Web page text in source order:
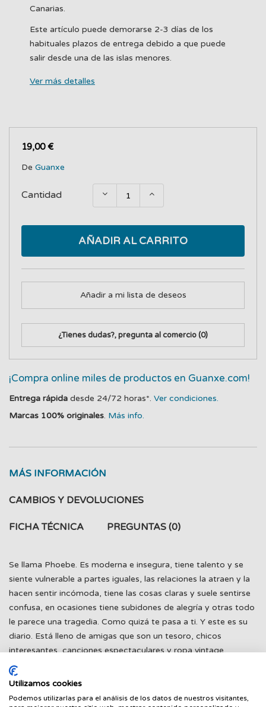
Canarias.
Este artículo puede demorarse 2-3 días de los
habituales plazos de entrega debido a que puede
salir desde una de las islas menores.
Ver más detalles
19,00 €
De Guanxe
Cantidad
AÑADIR AL CARRITO
Añadir a mi lista de deseos
¿Tienes dudas?, pregunta al comercio(0)
¡Compra online miles de productos en Guanxe.com!
Entrega rápida desde 24/72 horas*. Ver condiciones.
Marcas 100% originales. Más info.
MÁS INFORMACIÓN
CAMBIOS Y DEVOLUCIONES
FICHA TÉCNICA PREGUNTAS (0)
Se llama Phoebe. Es moderna e insegura, tiene talento y se
siente vulnerable a partes iguales, las relaciones la atraen y la
hacen sentir incómoda, tiene las cosas claras y suele sentirse
confusa, en ocasiones tiene subidones de alegría y otras todo
le parece una tragedia. Como quizá te pasa a ti. Y este es su
diario. Está lleno de amigas que son un tesoro, chicos
interesantes, canciones espectaculares y ropa vintage,
ambiciones artísticas, viejas heridas y nuevos amores. Phoebe
Wahl ha mezclado verdad con ficción e ilustraciones con
Utilizamos cookies
Podemos utilizarlas para el análisis de los datos de nuestros visitantes,